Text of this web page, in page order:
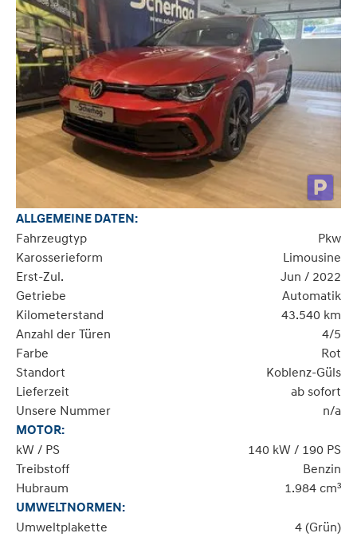
ALLGEMEINE DATEN:
Fahrzeugtyp
Pkw
Karosserieform
Limousine
Erst-Zul.
Jun / 2022
Getriebe
Automatik
Kilometerstand
43.540 km
Anzahl der Türen
4/5
Farbe
Rot
Standort
Koblenz-Güls
Lieferzeit
ab sofort
Unsere Nummer
n/a
MOTOR:
kW / PS
140 kW / 190 PS
Treibstoff
Benzin
Hubraum
1.984 cm³
UMWELTNORMEN:
Umweltplakette
4 (Grün)